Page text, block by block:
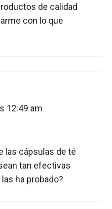
de calidad
con lo que
12:49 am
las cápsulas de té
tan efectivas
ha probado?